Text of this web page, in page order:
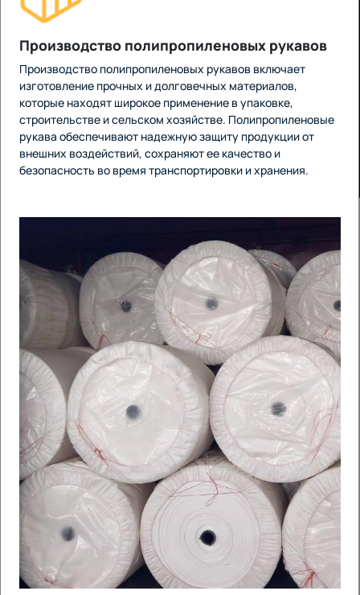
Производство полипропиленовых рукавов
Производство полипропиленовых рукавов включает
изготовление прочных и долговечных материалов,
которые находят широкое применение в упаковке,
строительстве и сельском хозяйстве. Полипропиленовые
рукава обеспечивают надежную защиту продукции от
внешних воздействий, сохраняют ее качество и
безопасность во время транспортировки и хранения.